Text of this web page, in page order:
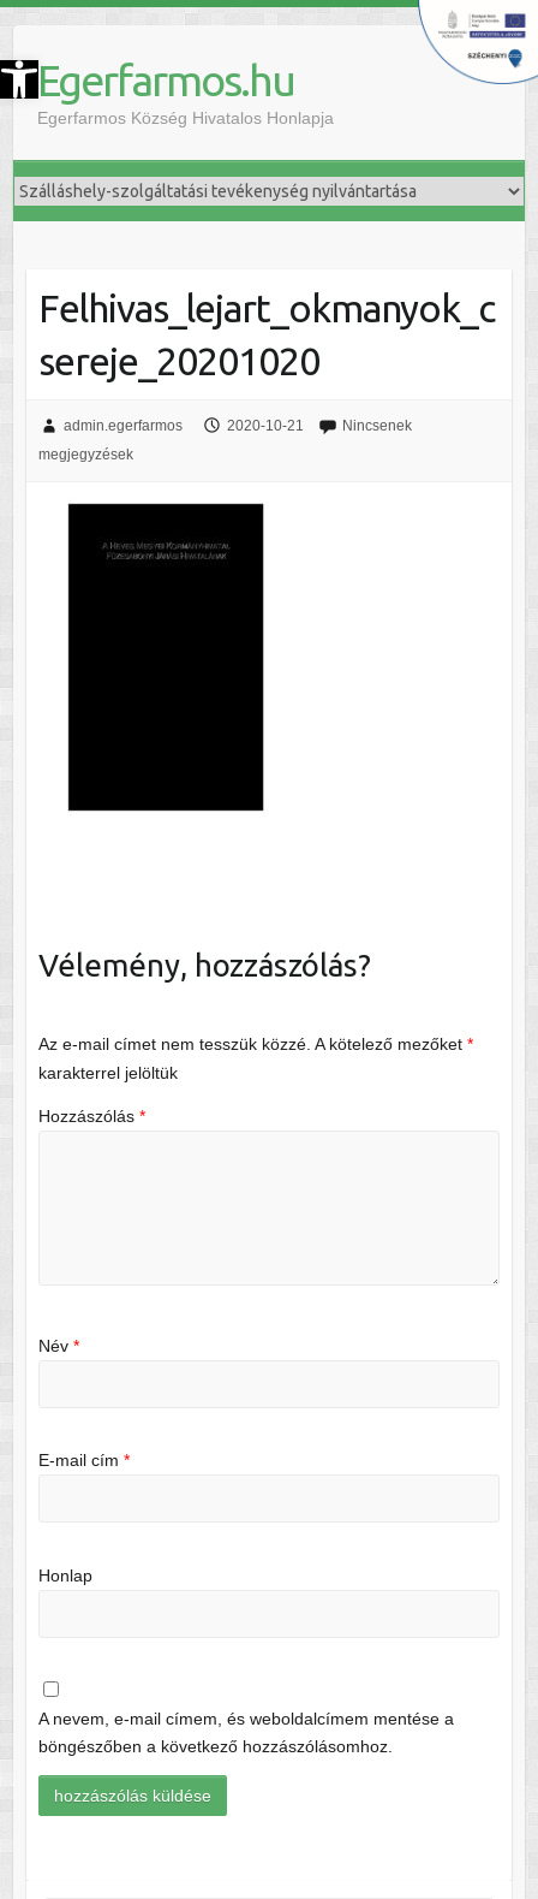
Eszköztár megnyitása Egerfarmos.hu
Egerfarmos Község Hivatalos Honlapja
Felhivas_lejart_okmanyok_c
sereje_20201020
admin.egerfarmos 2020-10-21
Nincsenek
megjegyzések
Vélemény, hozzászólás?
Az e-mail címet nem tesszük közzé. A kötelező mezőket *
karakterrel jelöltük
Hozzászólás *
Név *
E-mail cím *
Honlap
A nevem, e-mail címem, és weboldalcímem mentése a
böngészőben a következő hozzászólásomhoz.